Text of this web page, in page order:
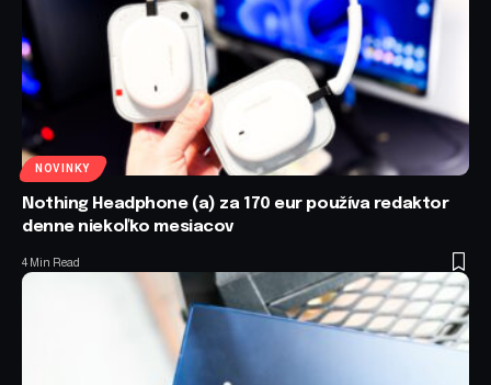
NOVINKY
Nothing Headphone (a) za 170 eur používa redaktor
denne niekoľko mesiacov
4 Min Read